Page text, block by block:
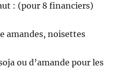
: (pour 8 financiers)
amandes, noisettes
ou d’amande pour les